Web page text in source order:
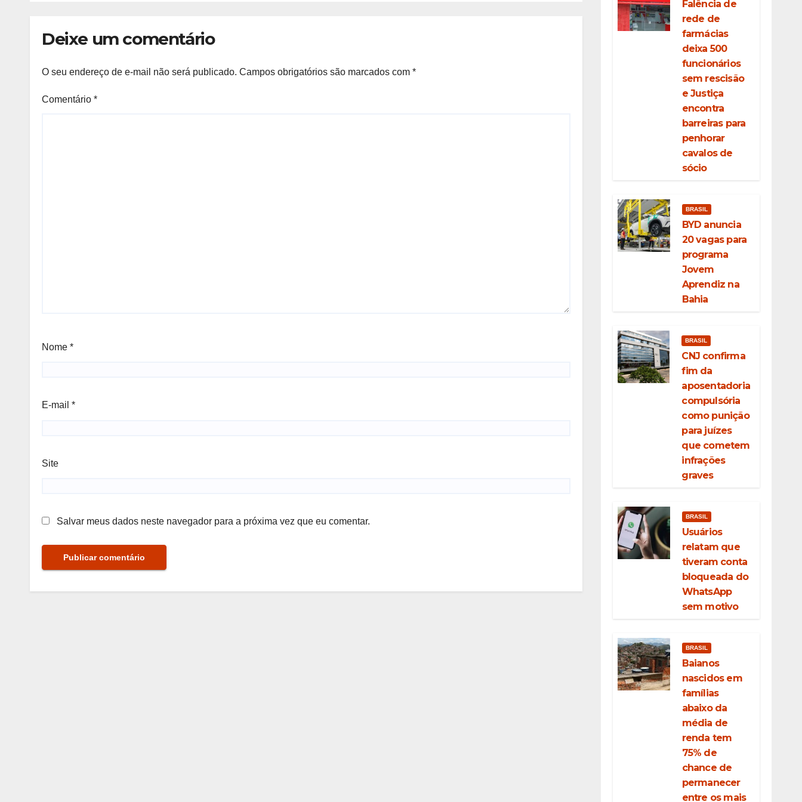
Deixe um comentário
O seu endereço de e-mail não será publicado. Campos obrigatórios são marcados com *
Comentário *
Nome *
E-mail *
Site
Salvar meus dados neste navegador para a próxima vez que eu comentar.
Falência de
rede de
farmácias
deixa 500
funcionários
sem rescisão
e Justiça
encontra
barreiras para
penhorar
cavalos de
sócio
BRASIL
BYD anuncia
20 vagas para
programa
Jovem
Aprendiz na
Bahia
BRASIL
CNJ confirma
fim da
aposentadoria
compulsória
como punição
para juízes
que cometem
infrações
graves
BRASIL
Usuários
relatam que
tiveram conta
bloqueada do
WhatsApp
sem motivo
BRASIL
Baianos
nascidos em
famílias
abaixo da
média de
renda tem
75% de
chance de
permanecer
entre os mais